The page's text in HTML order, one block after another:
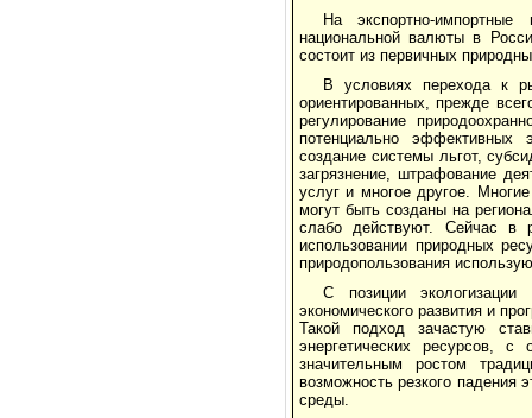
На экспортно-
национальной валюты в
состоит из первичных
В условиях перехода к
ориентированных, прежде
регулирование
потенциально эффективных
создание системы льгот,
загрязнение, штрафование
услуг и многое другое.
могут быть созданы на
слабо действуют. Сейчас в
использовании природных
природопользования
С позиции экологизации
экономического развития и
Такой подход зачастую
энергетических ресурсов,
значительным ростом
возможность резкого падения
среды.